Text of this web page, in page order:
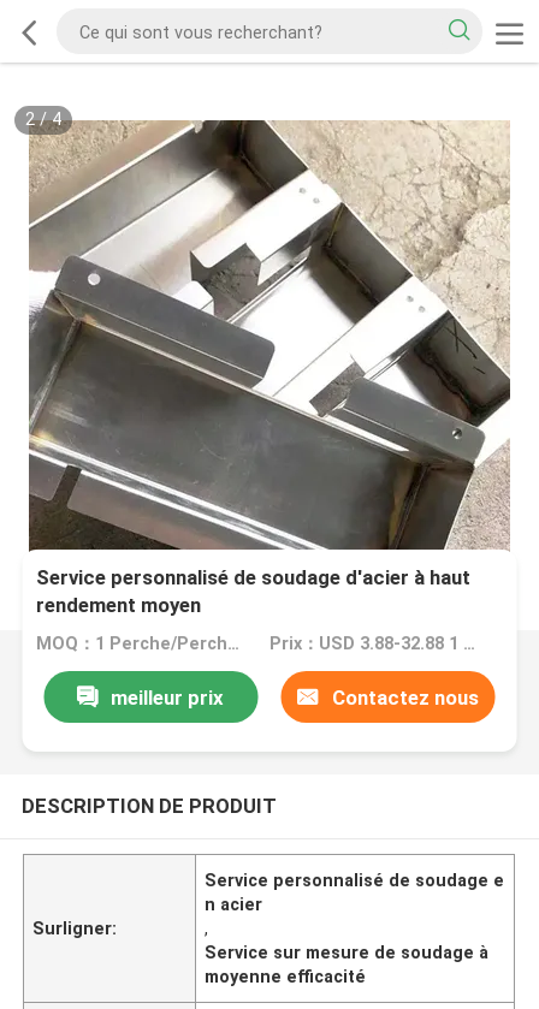
2/4
Service personnalisé de soudage d'acier à haut
rendement moyen
MOQ：1 Perche/Perches Prix：USD 3.88-32.88 1 Perch/Perches
meilleur prix Contactez nous
DESCRIPTION DE PRODUIT
Surligner:
Service personnalisé de soudage e
n acier
,
Service sur mesure de soudage à
moyenne efficacité